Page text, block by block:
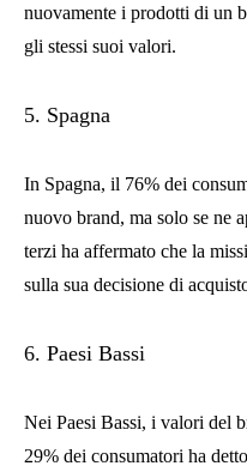
nuovamente i prodotti di un
gli stessi suoi valori.
5. Spagna
In Spagna, il 76% dei
nuovo brand, ma solo se ne
terzi ha affermato che la
sulla sua decisione di
6. Paesi Bassi
Nei Paesi Bassi, i valori del
29% dei consumatori ha